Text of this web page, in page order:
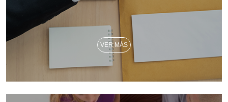
VER MÁS